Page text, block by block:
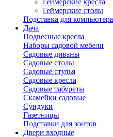
Геймерские кресла
Геймерские столы
Подставка для компьютера
Дача
Подвесные кресла
Наборы садовой мебели
Садовые диваны
Садовые столы
Садовые стулья
Садовые кресла
Садовые табуреты
Скамейки садовые
Сундуки
Газетницы
Подставки для зонтов
Двери входные